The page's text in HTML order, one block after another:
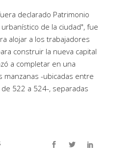
declarado Patrimonio
de la ciudad", fue
alojar a los trabajadores
construir la nueva capital
a completar en una
manzanas -ubicadas entre
de 522 a 524-, separadas